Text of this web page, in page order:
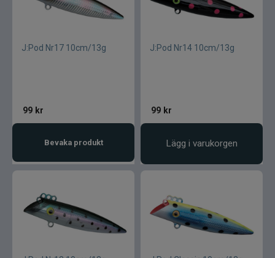
J:Pod Nr17 10cm/13g
99 kr
Bevaka produkt
J:Pod Nr14 10cm/13g
99 kr
Lägg i varukorgen